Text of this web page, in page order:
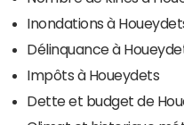
Inondations à
Délinquance à
Impôts à Houeydets
Dette et budget de